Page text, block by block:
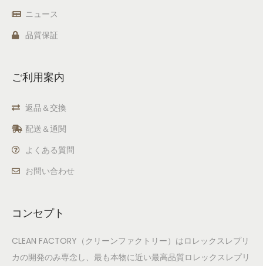
ニュース
品質保証
ご利用案内
返品＆交換
配送＆通関
よくある質問
お問い合わせ
コンセプト
CLEAN FACTORY（クリーンファクトリー）はロレックスレプリ
カの開発のみ専念し、最も本物に近い最高品質ロレックスレプリ